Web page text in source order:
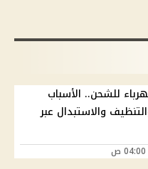
للشحن.. الأسباب
والاستبدال عبر